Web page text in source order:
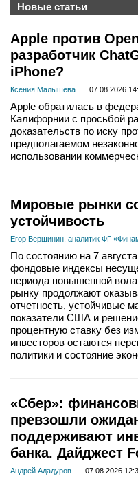
Новые статьи
Apple против
разработчик
iPhone?
Ксения Малышева 07.08.2026
Apple обратилась в
Калифорнии с просьбой
доказательств по иску
предполагаемом
использовании
Мировые рынки
устойчивость
Егор Вершинин, аналитик ФГ
По состоянию на 7
фондовые индексы
периода повышенной
рынку продолжают
отчетность, устойчивые
показатели США и
процентную ставку без
инвесторов остаются
политики и состояние
«Сбер»:
превзошли
поддерживают
банка. Дайджест
Андрей Ададуров 07.08.2026